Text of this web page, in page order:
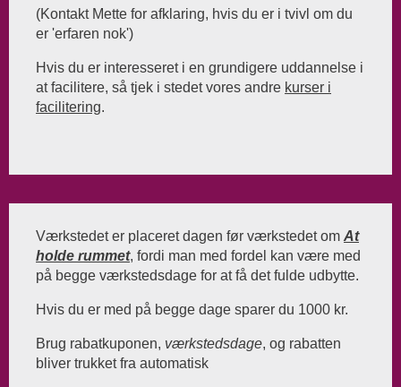
(Kontakt Mette for afklaring, hvis du er i tvivl om du
er 'erfaren nok')
Hvis du er interesseret i en grundigere uddannelse i
at facilitere, så tjek i stedet vores andre kurser i
facilitering.
Værkstedet er placeret dagen før værkstedet om At
holde rummet, fordi man med fordel kan være med
på begge værkstedsdage for at få det fulde udbytte.
Hvis du er med på begge dage sparer du 1000 kr.
Brug rabatkuponen, værkstedsdage, og rabatten
bliver trukket fra automatisk